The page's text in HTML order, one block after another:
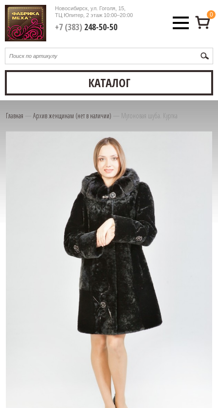
Новосибирск, ул. Гоголя, 15,
ТЦ Юпитер, 2 этаж10:00–20:00
+7 (383)248-50-50
0
КАТАЛОГ
Главная — Архив женщинам (нет в наличии) — Мутоновая шуба. Куртка